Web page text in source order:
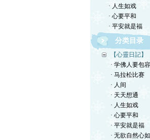
· 人生如戏
· 心要平和
· 平安就是福
分类目录
【心靈日記】
· 学佛人要包容
· 马拉松比赛
· 人间
· 天天想通
· 人生如戏
· 心要平和
· 平安就是福
· 无欲自然心